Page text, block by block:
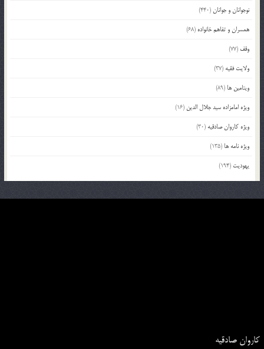
نوجوانان و جوانان(440)
همسران و تفاهم خانواده (68)
وقف (77)
ولایت فقیه (37)
ویتامین ها (89)
ویژه امامزاده سید جلال الدین (16)
ویژه کاروان صادقیه (30)
ویژه نامه ها (135)
یهودیت (194)
کاروان صادقیه